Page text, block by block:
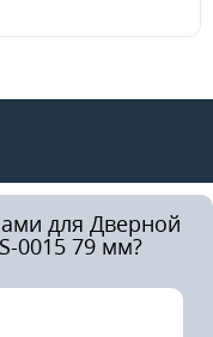
для Дверной
0015 79 мм?